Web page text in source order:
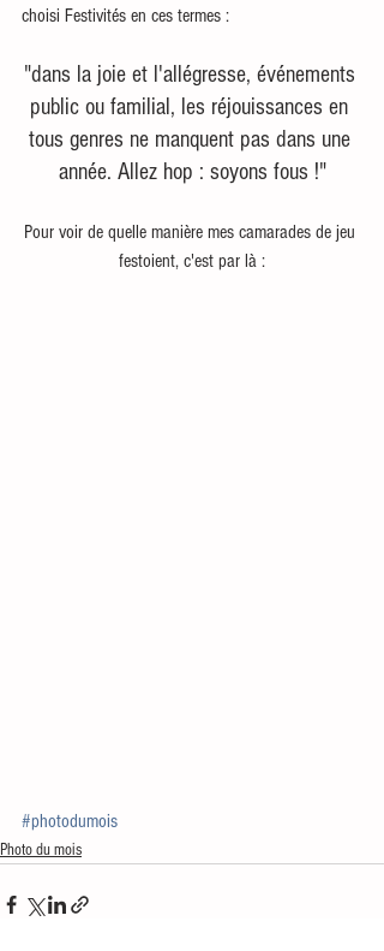
choisi Festivités en ces termes :
"dans la joie et l'allégresse, événements
public ou familial, les réjouissances en
tous genres ne manquent pas dans une
année. Allez hop : soyons fous !"
Pour voir de quelle manière mes camarades de jeu
festoient, c'est par là :
#photodumois
Photo du mois